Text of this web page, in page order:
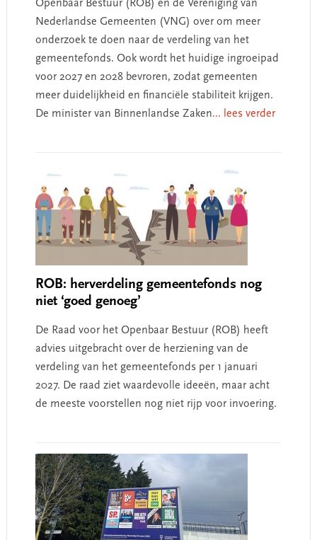
Openbaar Bestuur (ROB) en de Vereniging van
Nederlandse Gemeenten (VNG) over om meer
onderzoek te doen naar de verdeling van het
gemeentefonds. Ook wordt het huidige ingroeipad
voor 2027 en 2028 bevroren, zodat gemeenten
meer duidelijkheid en financiële stabiliteit krijgen.
De minister van Binnenlandse Zaken... lees verder
ROB: herverdeling gemeentefonds nog
niet ‘goed genoeg’
De Raad voor het Openbaar Bestuur (ROB) heeft
advies uitgebracht over de herziening van de
verdeling van het gemeentefonds per 1 januari
2027. De raad ziet waardevolle ideeën, maar acht
de meeste voorstellen nog niet rijp voor invoering.